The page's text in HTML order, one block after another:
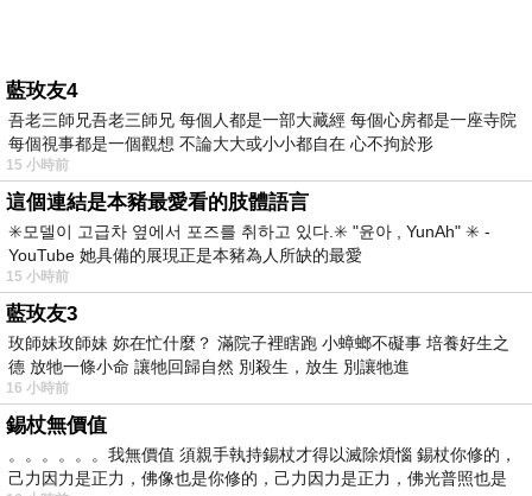
藍玫友4
吾老三師兄吾老三師兄 每個人都是一部大藏經 每個心房都是一座寺院
每個視事都是一個觀想 不論大大或小小都自在 心不拘於形
15 小時前
這個連結是本豬最愛看的肢體語言
✳️모델이 고급차 옆에서 포즈를 취하고 있다.✳️ "윤아 , YunAh" ✳️ -
YouTube 她具備的展現正是本豬為人所缺的最愛
15 小時前
藍玫友3
玫師妹玫師妹 妳在忙什麼？ 滿院子裡瞎跑 小蟑螂不礙事 培養好生之
德 放牠一條小命 讓牠回歸自然 別殺生，放生 別讓牠進
16 小時前
錫杖無價值
。。。。。。我無價值 須親手執持錫杖才得以滅除煩惱 錫杖你修的，
己力因力是正力，佛像也是你修的，己力因力是正力，佛光普照也是